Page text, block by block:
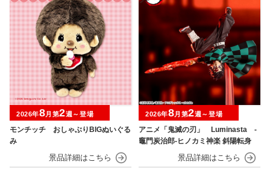
モンチッチ おしゃぶりBIGぬいぐる
み
2026年8月第2週～登場
アニメ「鬼滅の刃」 Luminasta ‐
竈門炭治郎‐ヒノカミ神楽 斜陽転身
2026年8月第2週～登場